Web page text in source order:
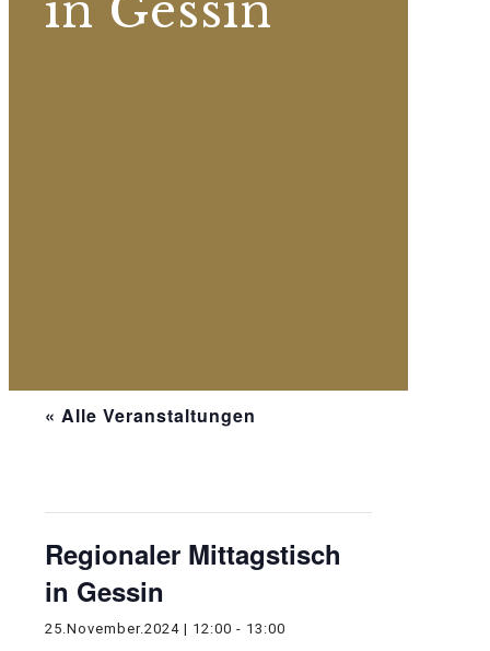
« Alle Veranstaltungen
Regionaler Mittagstisch
in Gessin
25.November.2024 | 12:00 - 13:00